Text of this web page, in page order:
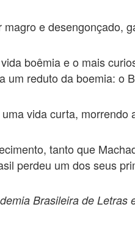
e desengonçado,
boêmia e o mais
um reduto da boemia: o
vida curta, morrendo
tanto que
perdeu um dos seus
Brasileira de Letras